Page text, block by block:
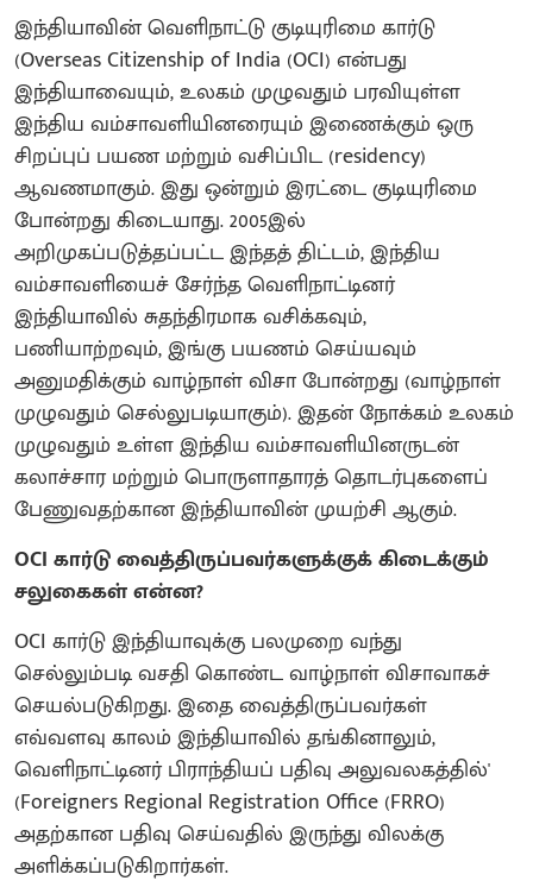
இந்தியாவின் வெளிநாட்டு குடியுரிமை கார்டு
(Overseas Citizenship of India (OCI) என்பது
இந்தியாவையும், உலகம் முழுவதும் பரவியுள்ள
இந்திய வம்சாவளியினரையும் இணைக்கும் ஒரு
சிறப்புப் பயண மற்றும் வசிப்பிட (residency)
ஆவணமாகும். இது ஒன்றும் இரட்டை குடியுரிமை
போன்றது கிடையாது. 2005இல்
அறிமுகப்படுத்தப்பட்ட இந்தத் திட்டம், இந்திய
வம்சாவளியைச் சேர்ந்த வெளிநாட்டினர்
இந்தியாவில் சுதந்திரமாக வசிக்கவும்,
பணியாற்றவும், இங்கு பயணம் செய்யவும்
அனுமதிக்கும் வாழ்நாள் விசா போன்றது (வாழ்நாள்
முழுவதும் செல்லுபடியாகும்). இதன் நோக்கம் உலகம்
முழுவதும் உள்ள இந்திய வம்சாவளியினருடன்
கலாச்சார மற்றும் பொருளாதாரத் தொடர்புகளைப்
பேணுவதற்கான இந்தியாவின் முயற்சி ஆகும்.
OCI கார்டு வைத்திருப்பவர்களுக்குக் கிடைக்கும்
சலுகைகள் என்ன?
OCI கார்டு இந்தியாவுக்கு பலமுறை வந்து
செல்லும்படி வசதி கொண்ட வாழ்நாள் விசாவாகச்
செயல்படுகிறது. இதை வைத்திருப்பவர்கள்
எவ்வளவு காலம் இந்தியாவில் தங்கினாலும்,
வெளிநாட்டினர் பிராந்தியப் பதிவு அலுவலகத்தில்'
(Foreigners Regional Registration Office (FRRO)
அதற்கான பதிவு செய்வதில் இருந்து விலக்கு
அளிக்கப்படுகிறார்கள்.